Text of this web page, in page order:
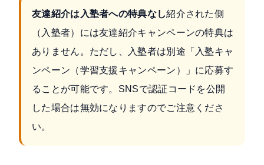
友達紹介は入塾者への特典なし紹介された側
（入塾者）には友達紹介キャンペーンの特典は
ありません。ただし、入塾者は別途「入塾キャ
ンペーン（学習支援キャンペーン）」に応募す
ることが可能です。SNSで認証コードを公開
した場合は無効になりますのでご注意くださ
い。